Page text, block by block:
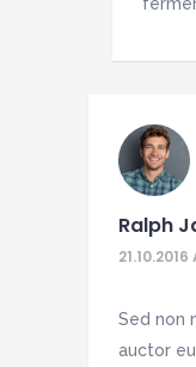
Ralph
21.10.2016
Sed non
auctor